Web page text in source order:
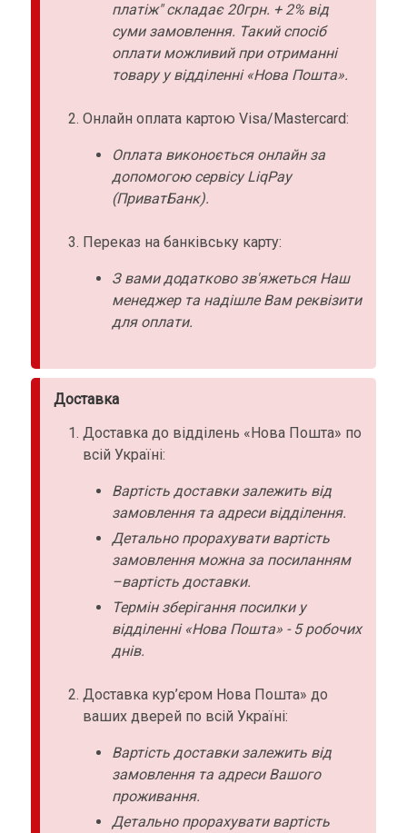
платіж" складає 20грн. + 2% від
суми замовлення. Такий спосіб
оплати можливий при отриманні
товару у відділенні «Нова Пошта».
Онлайн оплата картою Visa/Mastercard:
Оплата виконоється онлайн за
допомогою сервісу LiqPay
(ПриватБанк).
Переказ на банківську карту:
З вами додатково зв'яжеться Наш
менеджер та надішле Вам реквізити
для оплати.
Доставка
Доставка до відділень «Нова Пошта» по
всій Україні:
Вартість доставки залежить від
замовлення та адреси відділення.
Детально прорахувати вартість
замовлення можна за посиланням
–вартість доставки.
Термін зберігання посилки у
відділенні «Нова Пошта» - 5 робочих
днів.
Доставка кур’єром Нова Пошта» до
ваших дверей по всій Україні:
Вартість доставки залежить від
замовлення та адреси Вашого
проживання.
Детально прорахувати вартість